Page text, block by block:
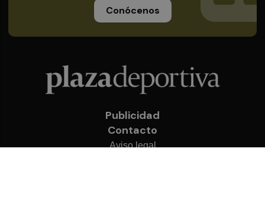
Conócenos
Publicidad
Contacto
Aviso legal